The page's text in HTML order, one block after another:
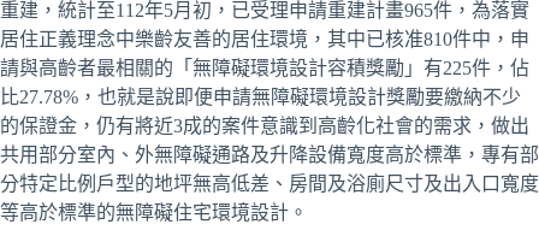
重建，統計至112年5月初，已受理申請重建計畫965件，為落實
居住正義理念中樂齡友善的居住環境，其中已核准810件中，申
請與高齡者最相關的「無障礙環境設計容積獎勵」有225件，佔
比27.78%，也就是說即便申請無障礙環境設計獎勵要繳納不少
的保證金，仍有將近3成的案件意識到高齡化社會的需求，做出
共用部分室內、外無障礙通路及升降設備寬度高於標準，專有部
分特定比例戶型的地坪無高低差、房間及浴廁尺寸及出入口寬度
等高於標準的無障礙住宅環境設計。